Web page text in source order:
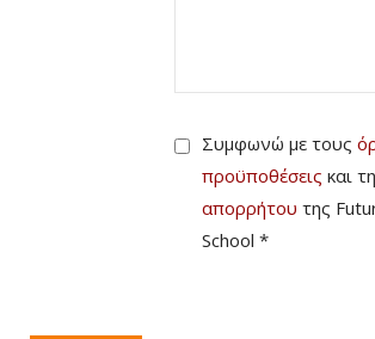
Συμφωνώ με τους
προϋποθέσεις και
απορρήτου της
School *